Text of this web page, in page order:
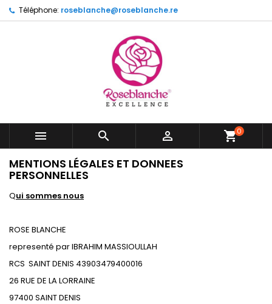
Téléphone: roseblanche@roseblanche.re
   shopping_cart0
MENTIONS LÉGALES ET DONNEES
PERSONNELLES
Qui sommes nous
ROSE BLANCHE
representé par IBRAHIM MASSIOULLAH
RCS SAINT DENIS 43903479400016
26 RUE DE LA LORRAINE
97400 SAINT DENIS